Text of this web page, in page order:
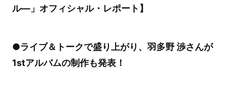
ル―」オフィシャル・レポート】
●ライブ＆トークで盛り上がり、羽多野 渉さんが
1stアルバムの制作も発表！